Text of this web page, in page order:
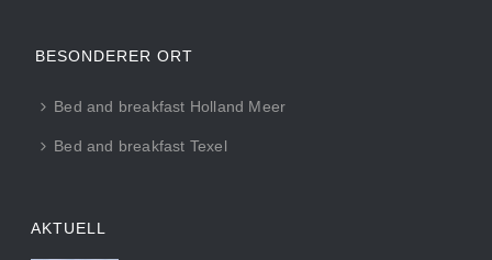
BESONDERER ORT
Bed and breakfast Holland Meer
Bed and breakfast Texel
AKTUELL